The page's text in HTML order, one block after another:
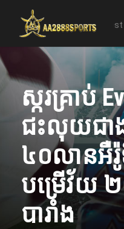
"Nottingham Forest
ស្ករគ្រាប់
ជះលុយជា
៤០លានអឺ
បម្រើវ័យ ២
បារាំង